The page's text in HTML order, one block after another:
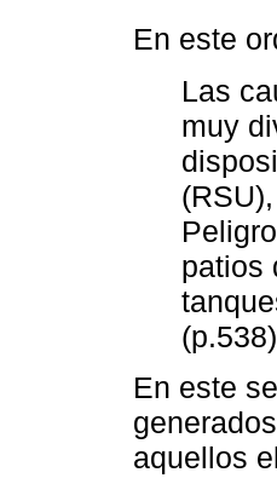
En este
Las
muy
patios
(p.538)
En este
aquellos